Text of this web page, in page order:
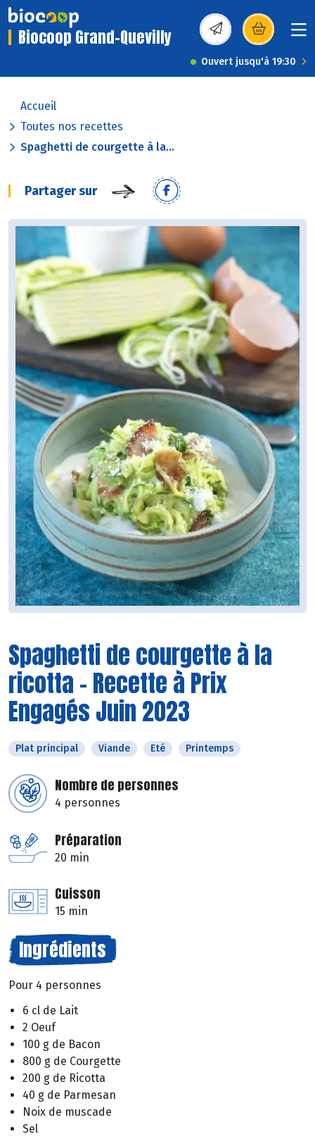
Biocoop Grand-Quevilly (s’ouvre dans une
Ouvert jusqu'à 19:30
Accueil
Toutes nos recettes
Spaghetti de courgette à la...
Partager sur
Spaghetti de courgette à la
ricotta - Recette à Prix
Engagés Juin 2023
Plat principal Viande Eté Printemps
Nombre de personnes
4 personnes
Préparation
20 min
Cuisson
15 min
Ingrédients
Pour 4 personnes
6 cl de Lait
2 Oeuf
100 g de Bacon
800 g de Courgette
200 g de Ricotta
40 g de Parmesan
Noix de muscade
Sel